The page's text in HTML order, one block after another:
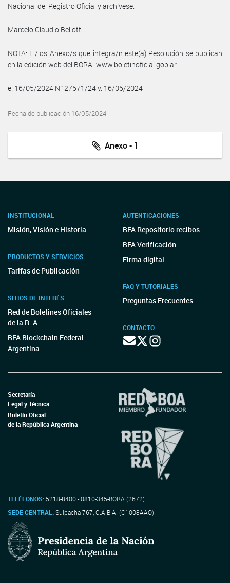
Nacional del Registro Oficial y archívese.
Marcelo Claudio Bellotti
NOTA: El/los Anexo/s que integra/n este(a) Resolución se publican
en la edición web del BORA -www.boletinoficial.gob.ar-
e. 16/05/2024 N° 27571/24 v. 16/05/2024
Fecha de publicación 16/05/2024
Anexo - 1
INSTITUCIONAL
Misión, Visión e Historia
PRODUCTOS Y SERVICIOS
Tarifas de Publicación
SITIOS DE INTERÉS
Red de Boletines Oficiales
de la R. A.
BFA Blockchain Federal
Argentina
AUTENTICACIONES
BFA Repositorio recibos
BFA Verificación
Firma digital
FAQ Y TUTORIALES
Preguntas Frecuentes
CONTACTO
Secretaría
Legal y Técnica
Boletín Oficial
de la República Argentina
TELÉFONOS: 5218-8400 - 0810-345-BORA (2672)
SEDE CENTRAL:Suipacha 767, C.A.B.A. (C1008AAO)